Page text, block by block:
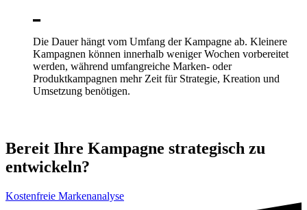
Die Dauer hängt vom Umfang der Kampagne ab. Kleinere
Kampagnen können innerhalb weniger Wochen vorbereitet
werden, während umfangreiche Marken- oder
Produktkampagnen mehr Zeit für Strategie, Kreation und
Umsetzung benötigen.
Bereit Ihre Kampagne strategisch zu
entwickeln?
Kostenfreie Markenanalyse